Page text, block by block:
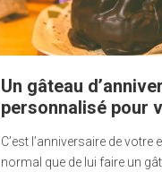
Un gâteau
personnalisé pour
C’est l’anniversaire de votre
normal que de lui faire un